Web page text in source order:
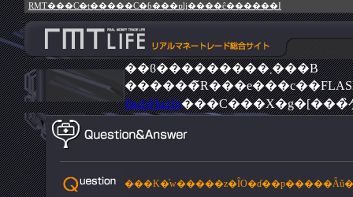
RMT���C�t�����C�ɓ���ɒǉ����ĉ������I
��ϐ���������܂���B
flashPlugIn